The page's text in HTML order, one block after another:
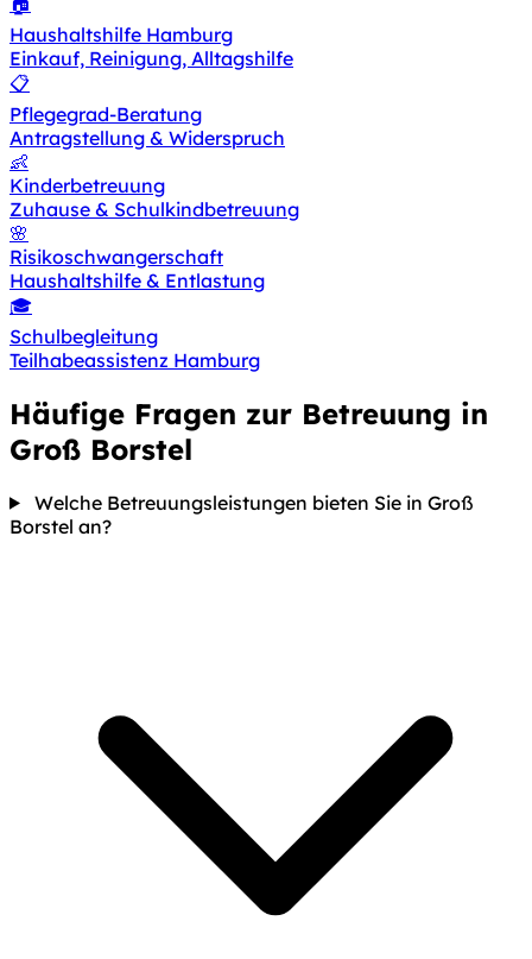
Haushaltshilfe Hamburg
Einkauf, Reinigung, Alltagshilfe
📋
Pflegegrad-Beratung
Antragstellung & Widerspruch
👶
Kinderbetreuung
Zuhause & Schulkindbetreuung
🌸
Risikoschwangerschaft
Haushaltshilfe & Entlastung
🎓
Schulbegleitung
Teilhabeassistenz Hamburg
Häufige Fragen zur Betreuung in
Groß Borstel
Welche Betreuungsleistungen bieten Sie in Groß
Borstel an?